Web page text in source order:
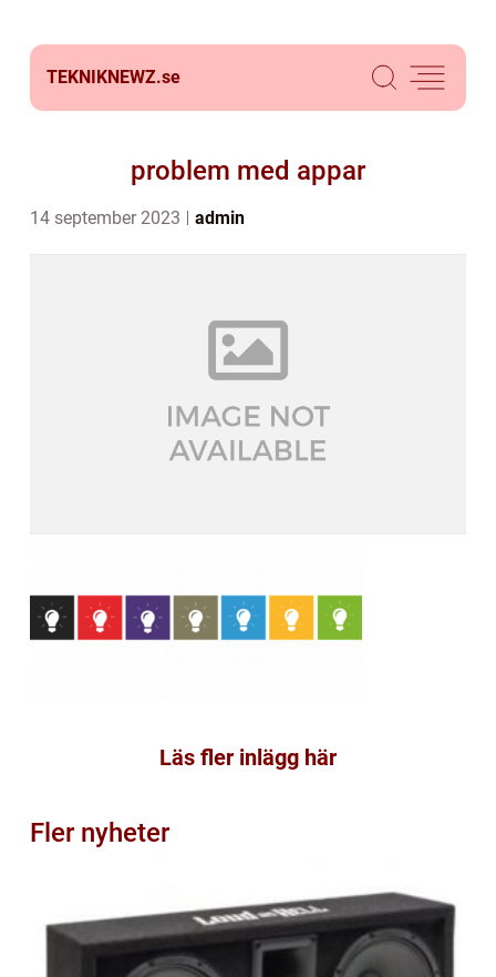
TEKNIKNEWZ.se
problem med appar
14 september 2023 admin
Läs fler inlägg här
Fler nyheter